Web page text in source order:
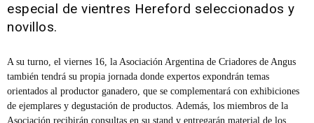
especial de vientres Hereford seleccionados y
novillos.
A su turno, el viernes 16, la Asociación Argentina de Criadores de Angus
también tendrá su propia jornada donde expertos expondrán temas
orientados al productor ganadero, que se complementará con exhibiciones
de ejemplares y degustación de productos. Además, los miembros de la
Asociación recibirán consultas en su stand y entregarán material de los